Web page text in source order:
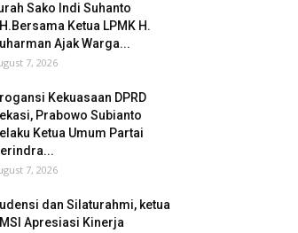
Sako Indi Suhanto
Ketua LPMK H.
Ajak Warga...
7, 2026
Kekuasaan DPRD
Prabowo Subianto
Ketua Umum Partai
7, 2026
dan Silaturahmi, ketua
Apresiasi Kinerja